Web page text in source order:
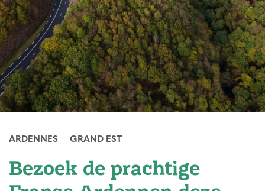
ARDENNES GRAND EST
Bezoek de prachtige